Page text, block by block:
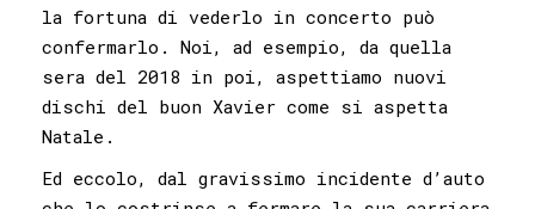
la fortuna di vederlo in concerto può
confermarlo. Noi, ad esempio, da quella
sera del 2018 in poi, aspettiamo nuovi
dischi del buon Xavier come si aspetta
Natale.
Ed eccolo, dal gravissimo incidente d’auto